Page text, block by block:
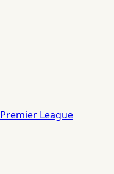
Premier League